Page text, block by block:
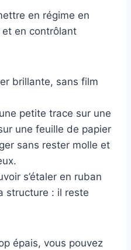
en régime en
en contrôlant
brillante, sans film
petite trace sur une
une feuille de papier
sans rester molle et
s’étaler en ruban
structure : il reste
épais, vous pouvez